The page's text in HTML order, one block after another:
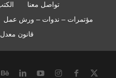
تواصل معنا
مؤتمرات – ندوات – ورش عمل
قانون معدل